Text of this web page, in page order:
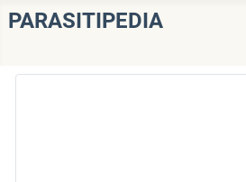
PARASITIPEDIA